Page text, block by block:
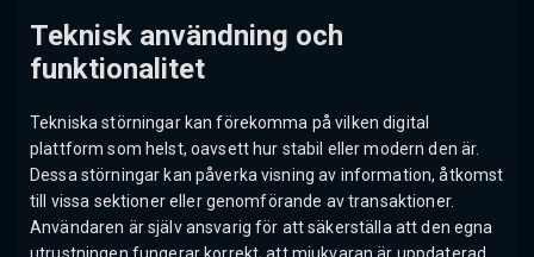
Teknisk användning och
funktionalitet
Tekniska störningar kan förekomma på vilken digital
plattform som helst, oavsett hur stabil eller modern den är.
Dessa störningar kan påverka visning av information, åtkomst
till vissa sektioner eller genomförande av transaktioner.
Användaren är själv ansvarig för att säkerställa att den egna